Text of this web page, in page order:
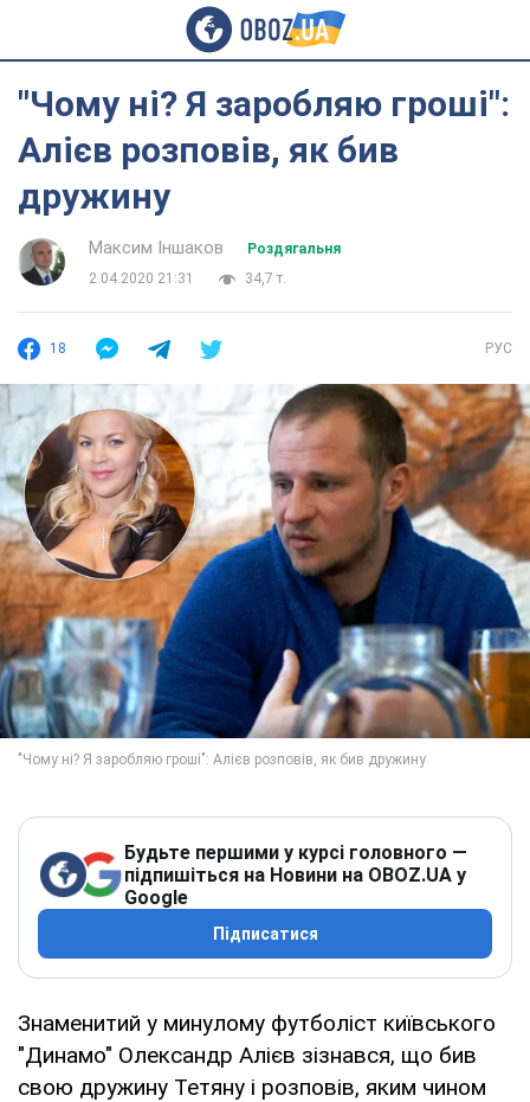
"Чому ні? Я заробляю гроші":
Алієв розповів, як бив
дружину
Максим Іншаков
Роздягальня
2.04.2020 21:31
34,7 т.
18 РУС
Будьте першими у курсі головного —
підпишіться на Новини на OBOZ.UA у
Google
Підписатися
Знаменитий у минулому футболіст київського
"Динамо" Олександр Алієв зізнався, що бив
свою дружину Тетяну і розповів, яким чином